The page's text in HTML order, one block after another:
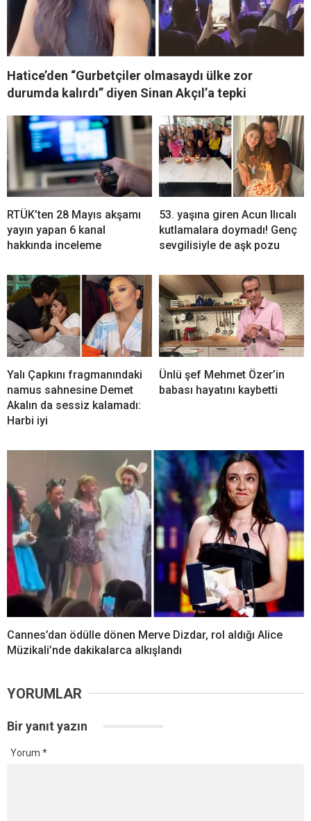
Hatice’den “Gurbetçiler olmasaydı ülke zor
durumda kalırdı” diyen Sinan Akçıl’a tepki
RTÜK’ten 28 Mayıs akşamı
yayın yapan 6 kanal
hakkında inceleme
53. yaşına giren Acun Ilıcalı
kutlamalara doymadı! Genç
sevgilisiyle de aşk pozu
Yalı Çapkını fragmanındaki
namus sahnesine Demet
Akalın da sessiz kalamadı:
Harbi iyi
Ünlü şef Mehmet Özer’in
babası hayatını kaybetti
Cannes’dan ödülle dönen Merve Dizdar, rol aldığı Alice
Müzikali’nde dakikalarca alkışlandı
YORUMLAR
Bir yanıt yazın
Yorum *